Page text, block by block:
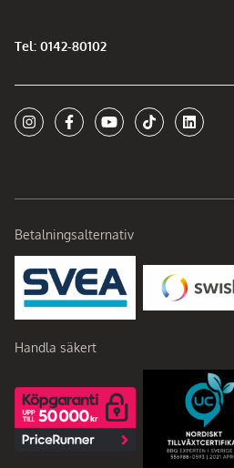
Tel: 0142-80102
Betalningsalternativ
Handla säkert